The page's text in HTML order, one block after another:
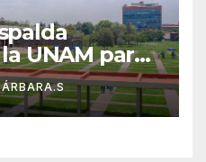
UNAM para
por